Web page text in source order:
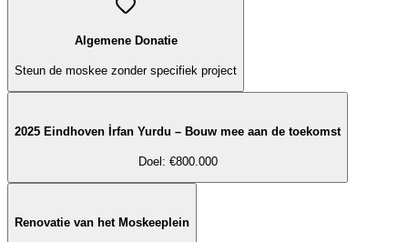
Algemene Donatie
Steun de moskee zonder specifiek project
2025 Eindhoven İrfan Yurdu – Bouw mee aan de toekomst
Doel : €800.000
Renovatie van het Moskeeplein